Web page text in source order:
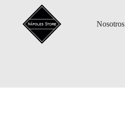
Nosotros